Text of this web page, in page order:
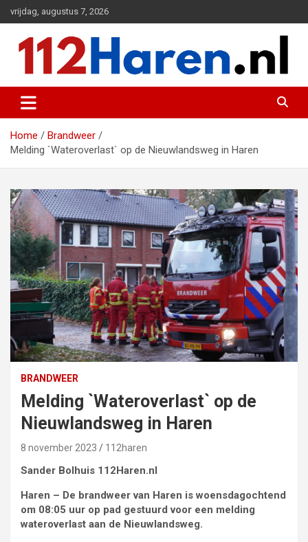
naar
inhoud
vrijdag, augustus 7, 2026
112 Haren.nl
Home
Brandweer
Melding `Wateroverlast` op de Nieuwlandsweg in Haren
BRANDWEER
Melding `Wateroverlast` op de
Nieuwlandsweg in Haren
8 november 2023 112haren
Sander Bolhuis 112Haren.nl
Haren – De brandweer van Haren is woensdagochtend
om 08:05 uur op pad gestuurd voor een melding
wateroverlast aan de Nieuwlandsweg.